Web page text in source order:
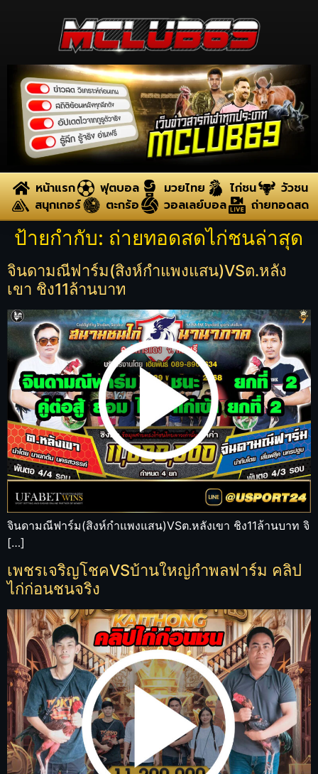
หน้าแรก ฟุตบอล มวยไทย ไก่ชน
วัวชน
สนุกเกอร์
ตะกร้อ วอลเลย์บอล ถ่ายทอดสด
ป้ายกำกับ: ถ่ายทอดสดไก่ชนล่าสุด
จินดามณีฟาร์ม(สิงห์กำแพงแสน)VSต.หลัง
เขา ชิง11ล้านบาท
จินดามณีฟาร์ม(สิงห์กำแพงแสน)VSต.หลังเขา ชิง11ล้านบาท จิ
[…]
เพชรเจริญโชคVSบ้านใหญ่กำพลฟาร์ม คลิป
ไก่ก่อนชนจริง